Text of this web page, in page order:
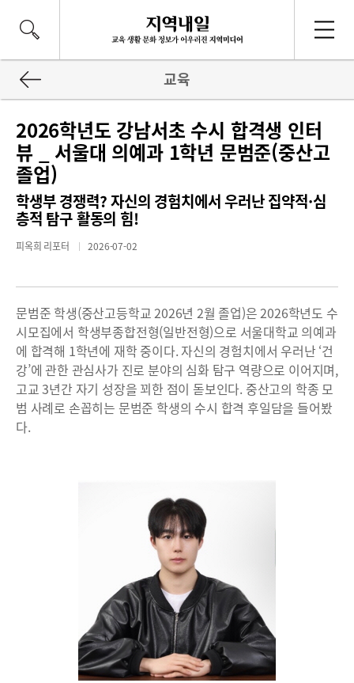
교육
2026학년도 강남서초 수시 합격생 인터
뷰 _ 서울대 의예과 1학년 문범준(중산고
졸업)
학생부 경쟁력? 자신의 경험치에서 우러난 집약적·심
층적 탐구 활동의 힘!
피옥희 리포터 2026-07-02
문범준 학생(중산고등학교 2026년 2월 졸업)은 2026학년도 수
시모집에서 학생부종합전형(일반전형)으로 서울대학교 의예과
에 합격해 1학년에 재학 중이다. 자신의 경험치에서 우러난 ‘건
강’에 관한 관심사가 진로 분야의 심화 탐구 역량으로 이어지며,
고교 3년간 자기 성장을 꾀한 점이 돋보인다. 중산고의 학종 모
범 사례로 손꼽히는 문범준 학생의 수시 합격 후일담을 들어봤
다.